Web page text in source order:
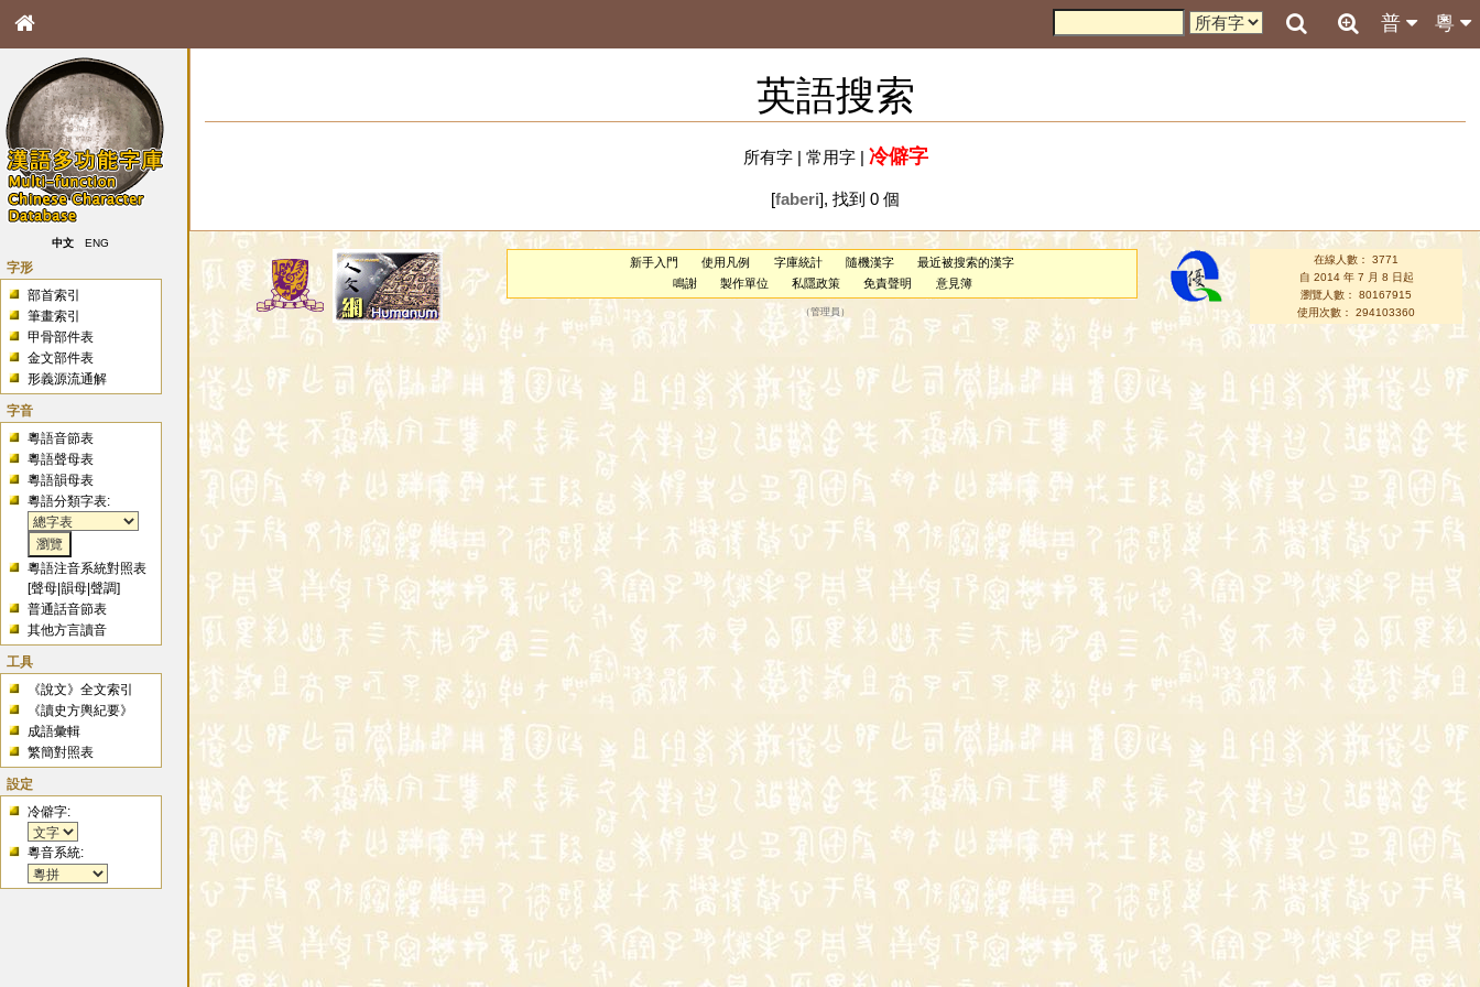
粵
普
中文 ENG
字形
部首索引
筆畫索引
甲骨部件表
金文部件表
形義源流通解
字音
粵語音節表
粵語聲母表
粵語韻母表
粵語分類字表:
粵語注音系統對照表
[聲母 |韻母 |聲調]
普通話音節表
其他方言讀音
工具
《說文》全文索引
《讀史方輿紀要》
成語彙輯
繁簡對照表
設定
冷僻字:
粵音系統:
英語搜索
所有字| 常用字| 冷僻字
[faberi], 找到 0 個
新手入門 使用凡例 字庫統計 隨機漢字
最近被搜索的漢字
鳴謝
製作單位 私隱政策 免責聲明 意見簿
（管理員 ）
在線人數： 3771
自 2014 年 7 月 8 日起
瀏覽人數： 80167915
使用次數： 294103360